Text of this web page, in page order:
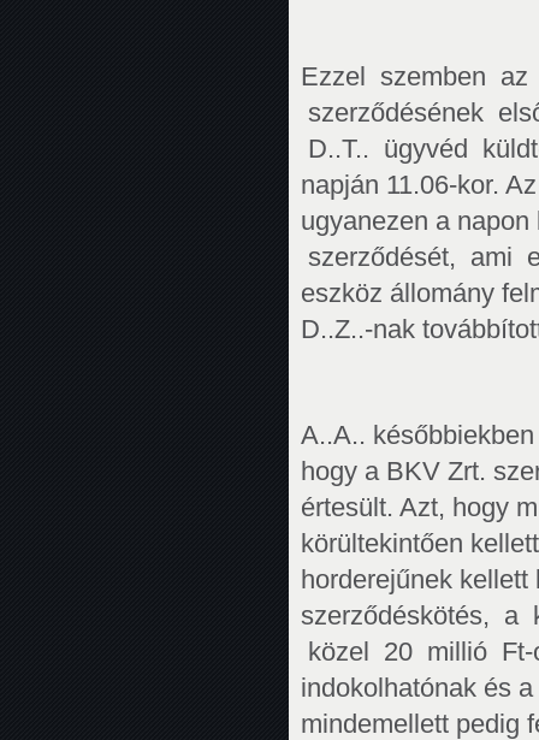
Ezzel szemben
szerződésének
D..T.. ügyvéd
napján 11.06-kor.
ugyanezen a
szerződését, ami
eszköz állomány
D..Z..-nak
A..A..
hogy a BKV Zrt.
értesült. Azt, hogy
körültekintően
horderejűnek
szerződéskötés, a
közel 20 millió Ft-
indokolhatónak és
mindemellett pedig